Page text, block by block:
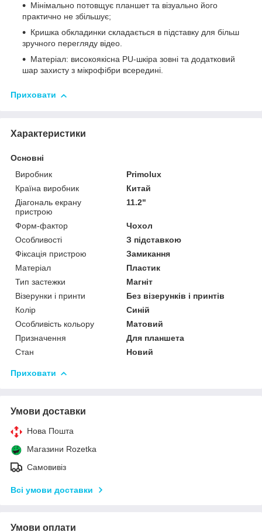
Мінімально потовщує планшет та візуально його
практично не збільшує;
Кришка обкладинки складається в підставку для більш
зручного перегляду відео.
Матеріал: високоякісна PU-шкіра зовні та додатковий
шар захисту з мікрофібри всередині.
Приховати
Характеристики
Основні
Виробник
Primolux
Країна виробник
Китай
Діагональ екрану
пристрою
11.2"
Форм-фактор
Чохол
Особливості
З підставкою
Фіксація пристрою
Замикання
Матеріал
Пластик
Тип застежки
Магніт
Візерунки і принти
Без візерунків і принтів
Колір
Синій
Особливість кольору
Матовий
Призначення
Для планшета
Стан
Новий
Приховати
Умови доставки
Нова Пошта
Магазини Rozetka
Самовивіз
Всі умови доставки
Умови оплати